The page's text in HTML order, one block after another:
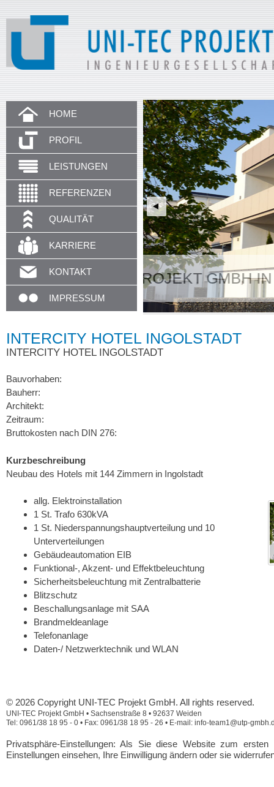
HOME
PROFIL
LEISTUNGEN
REFERENZEN
QUALITÄT
KARRIERE
KONTAKT
IMPRESSUM
Unser
INTERCITY HOTEL INGOLSTADT
INTERCITY HOTEL INGOLSTADT
Bauvorhaben:
Bauherr:
Architekt:
Zeitraum:
Bruttokosten nach DIN 276:
Kurzbeschreibung
Neubau des Hotels mit 144 Zimmern in Ingolstadt
allg. Elektroinstallation
1 St. Trafo 630kVA
1 St. Niederspannungshauptverteilung und 10
Unterverteilungen
Gebäudeautomation EIB
Funktional-, Akzent- und Effektbeleuchtung
Sicherheitsbeleuchtung mit Zentralbatterie
Blitzschutz
Beschallungsanlage mit SAA
Brandmeldeanlage
Telefonanlage
Daten-/ Netzwerktechnik und WLAN
© 2026 Copyright UNI-TEC Projekt GmbH. All rights reserved.
UNI-TEC Projekt GmbH • Sachsenstraße 8 • 92637 Weiden
Tel: 0961/38 18 95 - 0 • Fax: 0961/38 18 95 - 26 • E-mail: info-team1@utp-
Privatsphäre-Einstellungen: Als Sie diese Website zum
Einstellungen einsehen, Ihre Einwilligung ändern oder sie